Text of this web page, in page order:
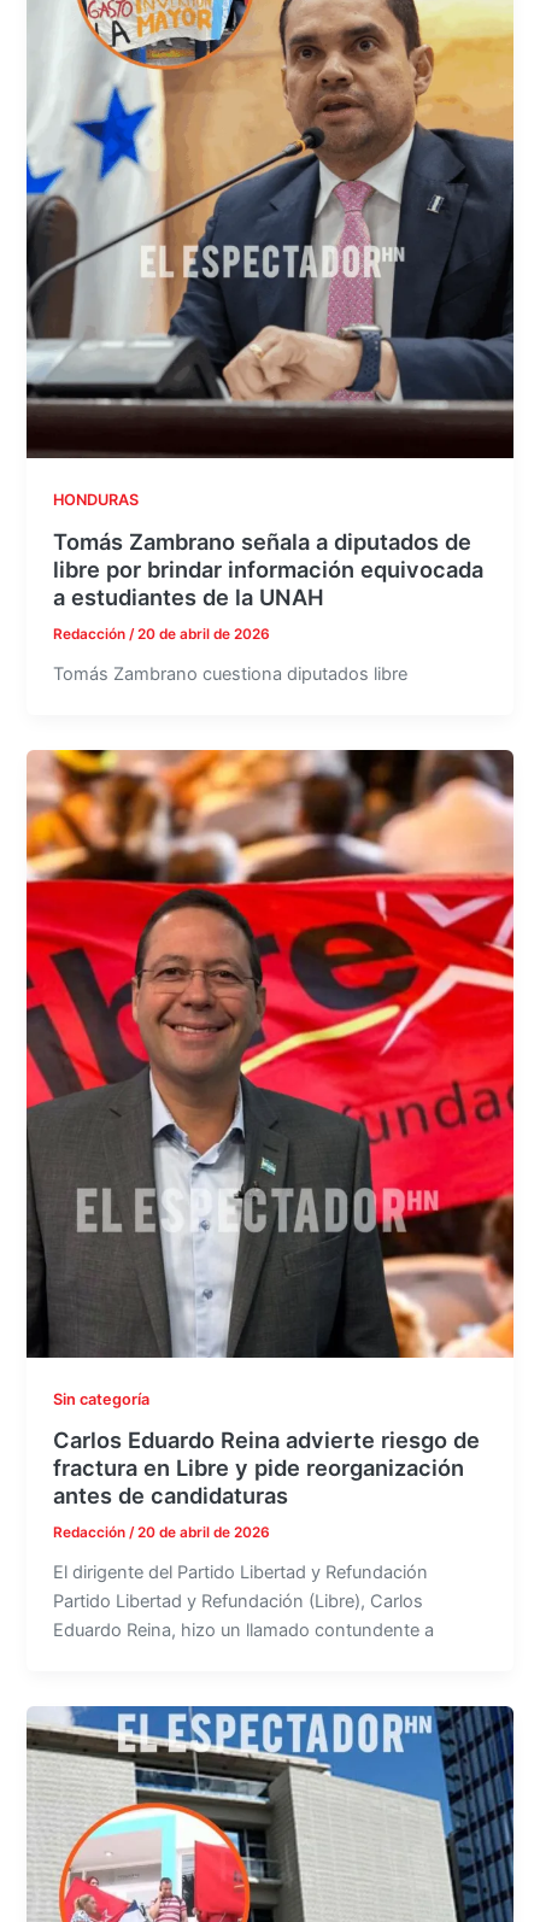
HONDURAS
Tomás Zambrano señala a diputados de
libre por brindar información equivocada
a estudiantes de la UNAH
Redacción/20 de abril de 2026
Tomás Zambrano cuestiona diputados libre
Sin categoría
Carlos Eduardo Reina advierte riesgo de
fractura en Libre y pide reorganización
antes de candidaturas
Redacción/20 de abril de 2026
El dirigente del Partido Libertad y Refundación
Partido Libertad y Refundación (Libre), Carlos
Eduardo Reina, hizo un llamado contundente a